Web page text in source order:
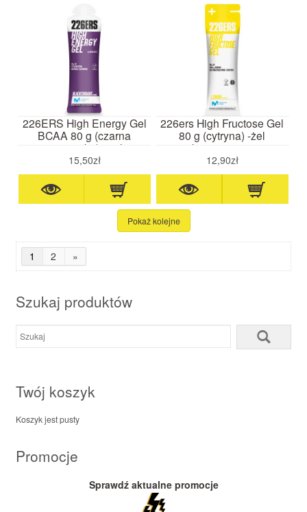
226ERS High Energy Gel
BCAA 80 g (czarna
porzeczka) - żel
wysokoenergetyczny z
BCAA
15,50zł
226ers High Fructose Gel
80 g (cytryna) -żel
wysokoenergetyczny z
sodem
12,90zł
Pokaż kolejne
1 2 »
Szukaj produktów
Twój koszyk
Koszyk jest pusty
Promocje
Sprawdź aktualne promocje